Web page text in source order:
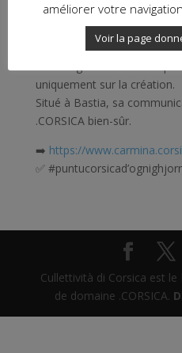
Carmina est un studio
les artistes, producteurs et
uniquement sur la création.
Situé à Bastia, sa
.CORSICA bien-sûr.
➡️ https://
✅
Cullettività di Corsica est
de domaine .CORSICA.
améliorer votre navigation
Voir la page